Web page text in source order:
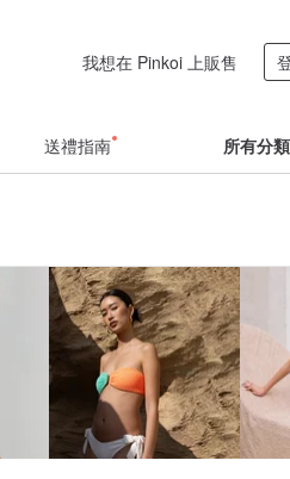
我想在 Pinkoi 上販售
送禮指南 所有分類